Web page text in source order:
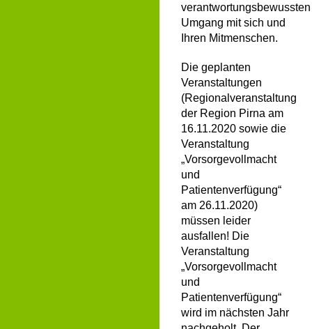
verantwortungsbewussten
Umgang mit sich und
Ihren Mitmenschen.
Die geplanten
Veranstaltungen
(Regionalveranstaltung
der Region Pirna am
16.11.2020 sowie die
Veranstaltung
„Vorsorgevollmacht
und
Patientenverfügung“
am 26.11.2020)
müssen leider
ausfallen! Die
Veranstaltung
„Vorsorgevollmacht
und
Patientenverfügung“
wird im nächsten Jahr